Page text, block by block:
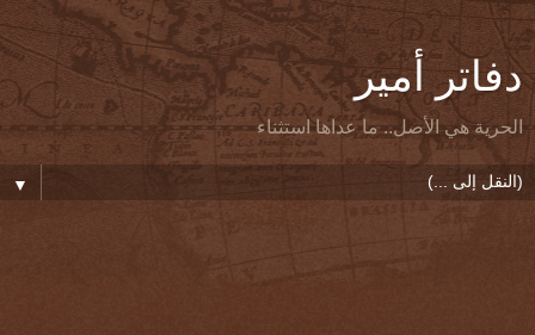
دفاتر أمير
الحرية هي الأصل.. ما عداها استثناء
▼